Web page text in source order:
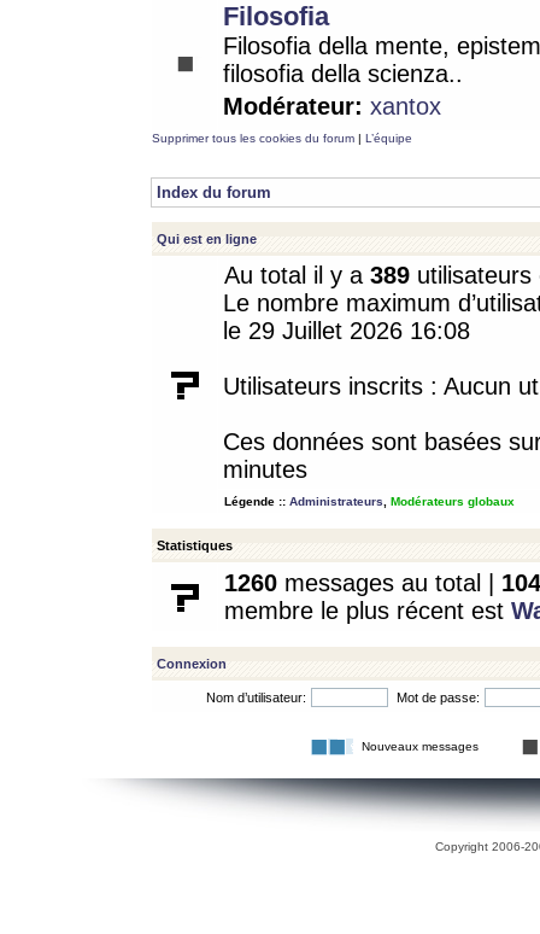
Filosofia
Filosofia della mente,
filosofia della scienza..
Modérateur: xantox
Supprimer tous les cookies du forum | L’équipe
Index du forum
Qui est en ligne
Au total il y a 389
Le nombre maximum
le 29 Juillet 2026 16:08
Utilisateurs inscrits : Aucun
Ces données sont basées
minutes
Légende :: Administrateurs Modérateurs globaux
Statistiques
1260 messages au total | 104
membre le plus récent est
Connexion
Nom d’utilisateur: Mot de passe:
Nouveaux messages
Copyright 2006-